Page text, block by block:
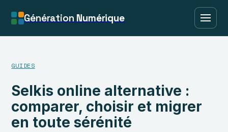
Génération Numérique
GUIDES
Selkis online alternative :
comparer, choisir et migrer
en toute sérénité